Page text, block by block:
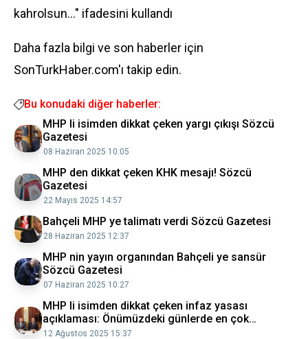
kahrolsun…" ifadesini kullandı
Daha fazla bilgi ve son haberler için
SonTurkHaber.com'ı takip edin.
Bu konudaki diğer haberler:
MHP li isimden dikkat çeken yargı çıkışı Sözcü
Gazetesi
08 Haziran 2025 10:05
MHP den dikkat çeken KHK mesajı! Sözcü
Gazetesi
22 Mayıs 2025 14:57
Bahçeli MHP ye talimatı verdi Sözcü Gazetesi
28 Haziran 2025 12:37
MHP nin yayın organından Bahçeli ye sansür
Sözcü Gazetesi
07 Haziran 2025 10:27
MHP li isimden dikkat çeken infaz yasası
açıklaması: Önümüzdeki günlerde en çok
duyacağımız kelime olacaktır Sözcü Gazetesi
12 Ağustos 2025 15:37